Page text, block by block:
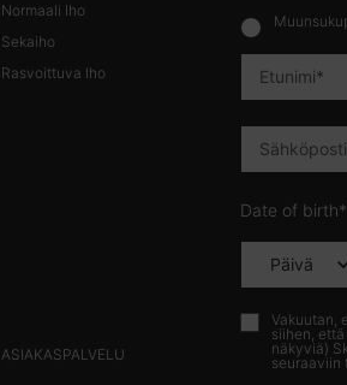
Normaali Iho
Sekaiho
Rasvoittuva Iho
ASIAKASPALVELU
Etunimi*
Sähköposti
Date of birth*
Vakuutan,
siihen, että
näkyviä)
seuraaviin